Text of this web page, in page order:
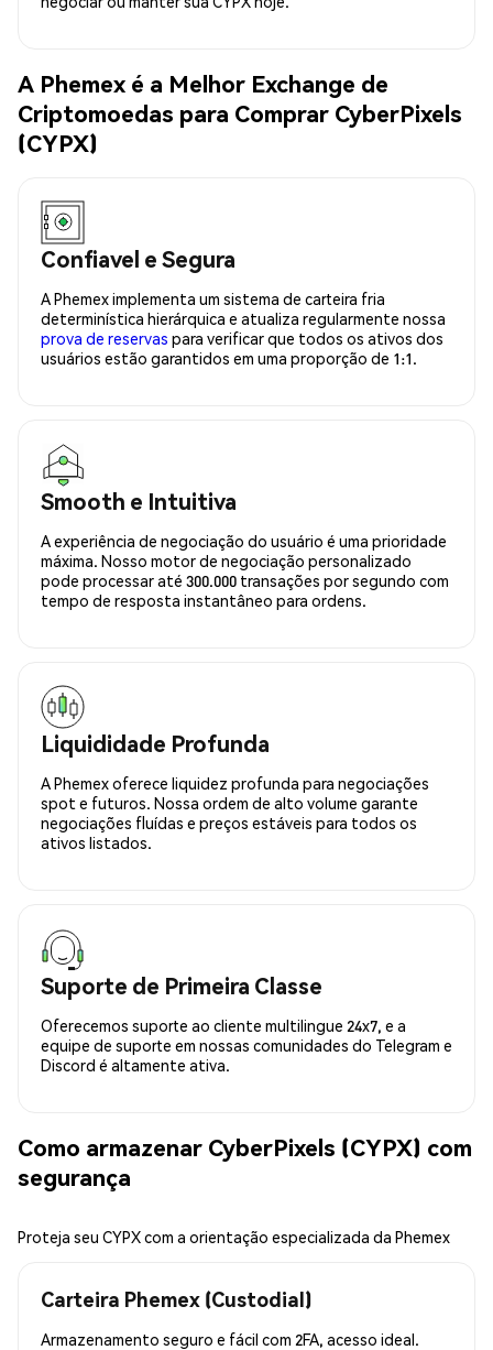
A Phemex é a Melhor Exchange de
Criptomoedas para Comprar CyberPixels
(CYPX)
Confiavel e Segura
A Phemex implementa um sistema de carteira fria
determinística hierárquica e atualiza regularmente nossa
prova de reservas para verificar que todos os ativos dos
usuários estão garantidos em uma proporção de 1:1.
Smooth e Intuitiva
A experiência de negociação do usuário é uma prioridade
máxima. Nosso motor de negociação personalizado
pode processar até 300.000 transações por segundo com
tempo de resposta instantâneo para ordens.
Liquididade Profunda
A Phemex oferece liquidez profunda para negociações
spot e futuros. Nossa ordem de alto volume garante
negociações fluídas e preços estáveis para todos os
ativos listados.
Suporte de Primeira Classe
Oferecemos suporte ao cliente multilingue 24x7, e a
equipe de suporte em nossas comunidades do Telegram e
Discord é altamente ativa.
Como armazenar CyberPixels (CYPX) com
segurança
Proteja seu CYPX com a orientação especializada da Phemex
Carteira Phemex (Custodial)
Armazenamento seguro e fácil com 2FA, acesso ideal.